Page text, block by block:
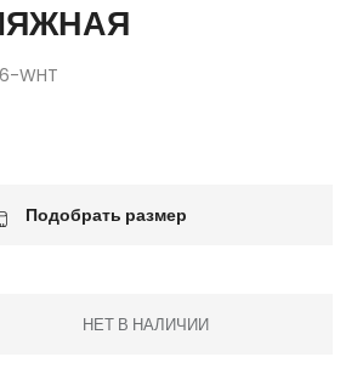
WHT
Подобрать размер
НЕТ В НАЛИЧИИ